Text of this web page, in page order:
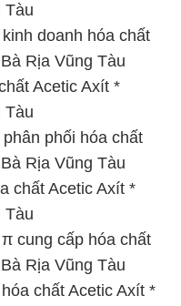
Tàu
doanh hóa chất
Rịa Vũng Tàu
Acetic Axít *
Tàu
phối hóa chất
Rịa Vũng Tàu
chất Acetic Axít *
Tàu
cung cấp hóa chất
Rịa Vũng Tàu
chất Acetic Axít *